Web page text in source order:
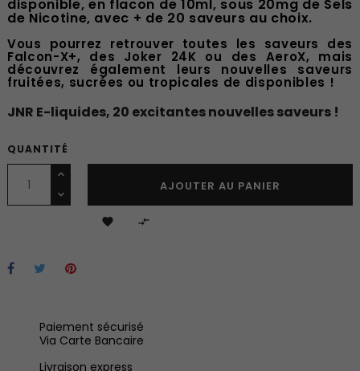
disponible, en flacon de 10ml, sous 20mg de Sels
de Nicotine, avec + de 20 saveurs au choix.
Vous pourrez retrouver toutes les saveurs des
Falcon-X+, des Joker 24K ou des AeroX, mais
découvrez également leurs nouvelles saveurs
fruitées, sucrées ou tropicales de disponibles !
JNR E-liquides, 20 excitantes nouvelles saveurs !
QUANTITÉ
AJOUTER AU PANIER
 
Paiement sécurisé
Via Carte Bancaire
Livraison express